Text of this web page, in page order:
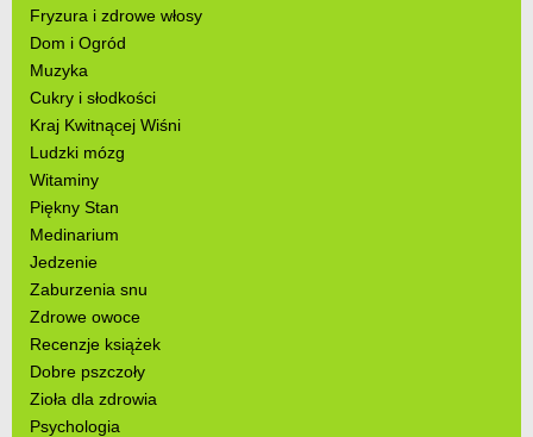
Fryzura i zdrowe włosy
Dom i Ogród
Muzyka
Cukry i słodkości
Kraj Kwitnącej Wiśni
Ludzki mózg
Witaminy
Piękny Stan
Medinarium
Jedzenie
Zaburzenia snu
Zdrowe owoce
Recenzje książek
Dobre pszczoły
Zioła dla zdrowia
Psychologia